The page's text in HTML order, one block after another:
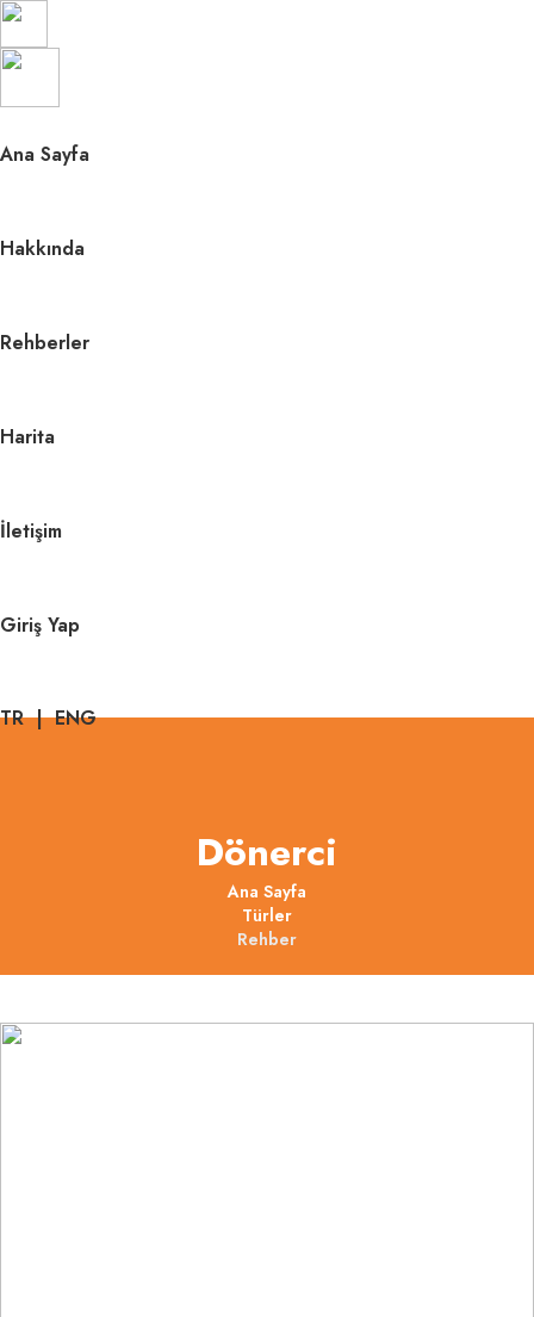
About
Services
Ana Sayfa
Hakkında
Rehberler
Harita
İletişim
Giriş Yap
TR | ENG
Dönerci
Ana Sayfa
Türler
Rehber